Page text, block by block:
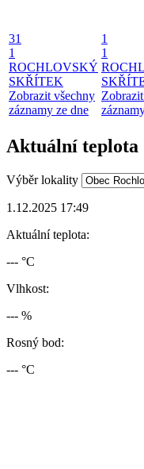
31
1
ROCHLOVSKÝ
SKŘÍTEK
Zobrazit všechny
záznamy ze dne
1
1
Aktuální teplota
Výběr lokality
1.12.2025 17:49
Aktuální teplota:
--- °C
Vlhkost:
--- %
Rosný bod:
--- °C